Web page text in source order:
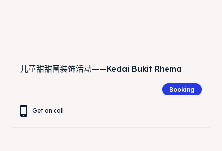
儿童甜甜圈装饰活动——Kedai Bukit Rhema
Booking
Get on call